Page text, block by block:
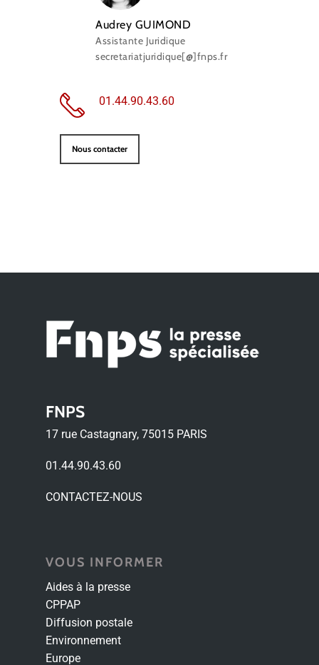
Audrey GUIMOND
Assistante Juridique
secretariatjuridique[@]fnps.fr
01.44.90.43.60
Nous contacter
FNPS
17 rue Castagnary, 75015 PARIS
01.44.90.43.60
CONTACTEZ-NOUS
VOUS INFORMER
Aides à la presse
CPPAP
Diffusion postale
Environnement
Europe